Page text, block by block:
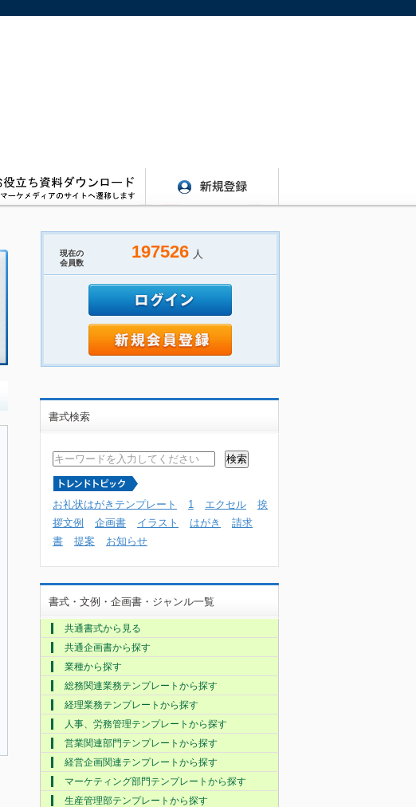
現在の
会員数
197526 人
書式検索
お礼状はがきテンプレート 1 エクセル
挨
拶文例
企画書 イラスト はがき
請求
書
提案 お知らせ
書式・文例・企画書・ジャンル一覧
共通書式から見る
共通企画書から探す
業種から探す
総務関連業務テンプレートから探す
経理業務テンプレートから探す
人事、労務管理テンプレートから探す
営業関連部門テンプレートから探す
経営企画関連テンプレートから探す
マーケティング部門テンプレートから探す
生産管理部テンプレートから探す